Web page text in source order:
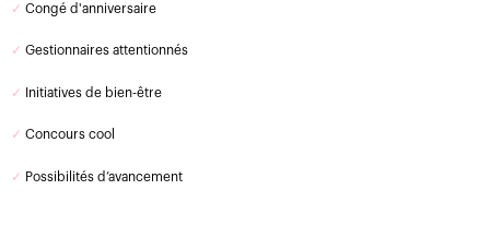
✓ Congé d'anniversaire
✓ Gestionnaires attentionnés
✓ Initiatives de bien-être
✓ Concours cool
✓ Possibilités d’avancement